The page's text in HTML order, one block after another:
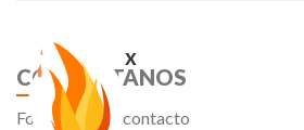
x
CONTÁCTANOS
Formulario de contacto